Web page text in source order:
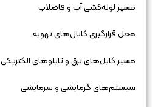
مسیر لوله‌کشی آب و فاضلاب
محل قرارگیری کانال‌های تهویه
مسیر کابل‌های برق و تابلوهای الکتریکی
سیستم‌های گرمایشی و سرمایشی